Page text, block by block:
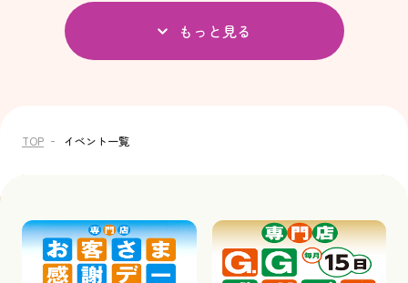
もっと見る
TOP イベント一覧